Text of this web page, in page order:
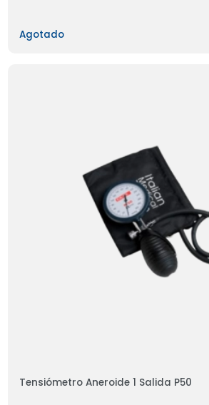
Agotado
Tensiómetro Aneroide 1 Salida P50